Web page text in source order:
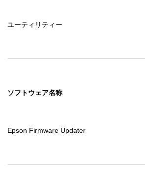
セイコーエプソン株式会社に帰属します。
ユーティリティー
ソフトウェア名称
Epson Firmware Updater